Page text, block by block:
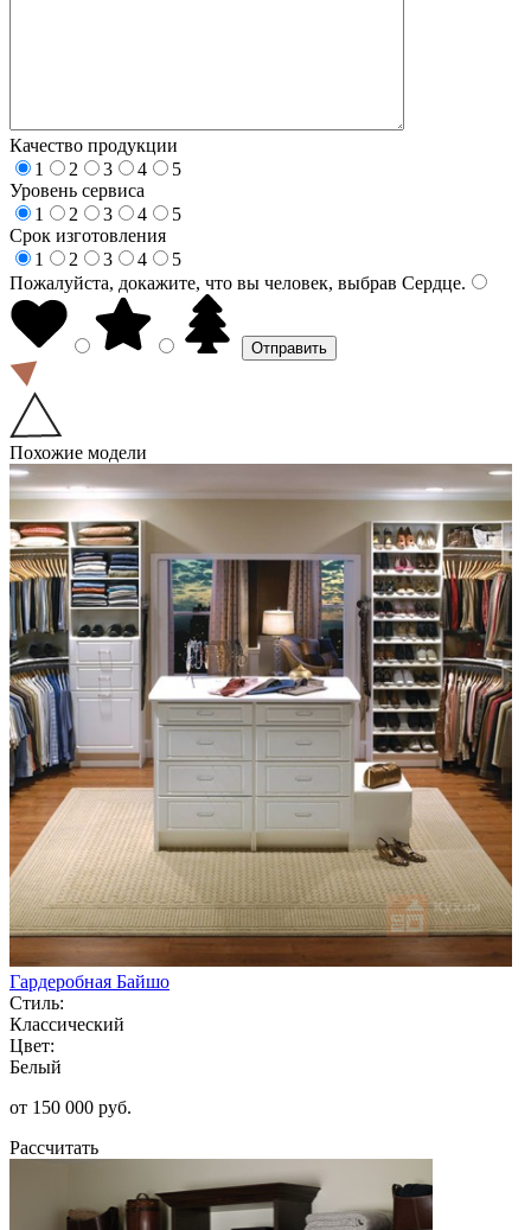
Качество продукции
1
2 3 4
5
Уровень сервиса
1
2 3 4
5
Срок изготовления
1
2 3 4
5
Пожалуйста, докажите, что вы человек, выбрав Сердце.
Похожие модели
Гардеробная Байшо
Стиль:
Классический
Цвет:
Белый
от 150 000 руб.
Рассчитать